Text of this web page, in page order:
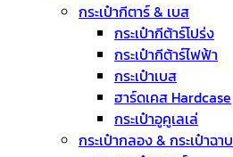
กระเป๋ากีตาร์ & เบส
กระเป๋ากีต้าร์โปร่ง
กระเป๋ากีต้าร์ไฟฟ้า
กระเป๋าเบส
ฮาร์ดเคส Hardcase
กระเป๋าอูคูเลเล่
กระเป๋ากลอง & กระเป๋าฉาบ